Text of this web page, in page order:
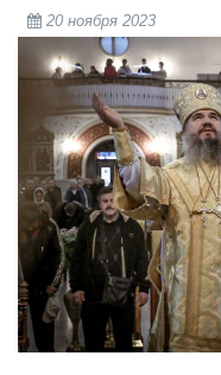
20 ноября 2023